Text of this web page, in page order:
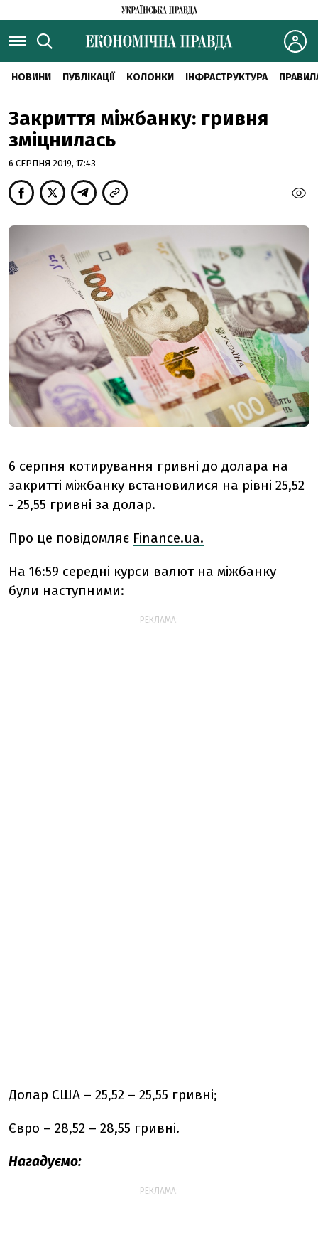
НОВИНИ ПУБЛІКАЦІЇ КОЛОНКИ ІНФРАСТРУКТУРА
Закриття міжбанку: гривня
зміцнилась
6 СЕРПНЯ 2019, 17:43
6 серпня котирування гривні до долара на
закритті міжбанку встановилися на рівні 25,52
- 25,55 гривні за долар.
Про це повідомляє Finance.ua.
На 16:59 середні курси валют на міжбанку
були наступними:
РЕКЛАМА:
Долар США – 25,52 – 25,55 гривні;
Євро – 28,52 – 28,55 гривні.
Нагадуємо:
РЕКЛАМА: